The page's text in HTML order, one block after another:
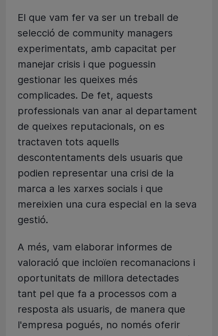
El que vam fer va ser un treball de
selecció de community managers
experimentats, amb capacitat per
manejar crisis i que poguessin
gestionar les queixes més
complicades. De fet, aquests
professionals van anar al departament
de queixes reputacionals, on es
tractaven tots aquells
descontentaments dels usuaris que
podien representar una crisi de la
marca a les xarxes socials i que
mereixien una cura especial en la seva
gestió.
A més, vam elaborar informes de
valoració que incloïen recomanacions i
oportunitats de millora detectades
tant pel que fa a processos com a
resposta als usuaris, de manera que
l'empresa pogués, no només oferir